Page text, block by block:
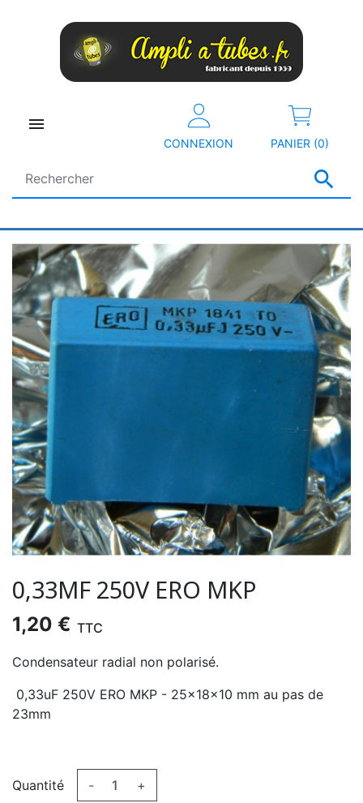


CONNEXION PANIER (0)
0,33ΜF 250V ERO MKP
1,20 € TTC
Condensateur radial non polarisé.
0,33uF 250V ERO MKP - 25x18x10 mm au pas de
23mm
Quantité - +